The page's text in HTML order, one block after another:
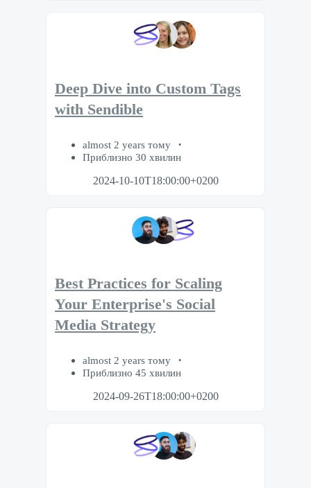
Deep Dive into Custom Tags
with Sendible
almost 2 years тому
Приблизно 30 хвилин
2024-10-10T18:00:00+0200
Best Practices for Scaling
Your Enterprise's Social
Media Strategy
almost 2 years тому
Приблизно 45 хвилин
2024-09-26T18:00:00+0200